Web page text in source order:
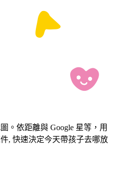
。依距離與 Google 星等，用
, 快速決定今天帶孩子去哪放